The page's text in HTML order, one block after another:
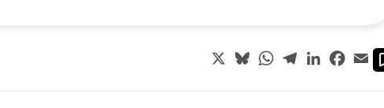
X BlueskyWhatsApp
TelegramLinkedIn